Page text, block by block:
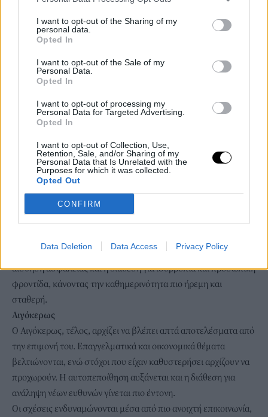
I want to opt-out of the Sharing of my
personal data.
Opted In
I want to opt-out of the Sale of my
Personal Data.
Opted In
I want to opt-out of processing my
Personal Data for Targeted Advertising.
Opted In
I want to opt-out of Collection, Use,
Retention, Sale, and/or Sharing of my
Personal Data that Is Unrelated with the
Purposes for which it was collected.
Opted Out
CONFIRM
Data Deletion Data Access Privacy Policy
τον σχεδιασμό και τις αποφάσεις. Ταυτόχρονα, ενισχύεται η
αίσθηση ασφάλειας και η διάθεση για ισορροπία και προσωπική
φροντίδα, κάνοντας την καθημερινότητα πιο ήρεμη και
σταθερή.
Αιγόκερως
Ο Αιγόκερως, τέλος, αρχίζει να βλέπει απτά αποτελέσματα από
την επιμονή του. Επαγγελματικά και οικονομικά θέματα
βελτιώνονται, ενώ στόχοι που είχαν καθυστερήσει αρχίζουν να
προχωρούν. Η αυτοπεποίθηση αυξάνεται και η διάθεση για
ανάληψη νέων ευθυνών γίνεται πιο έντονη.
Οι σχέσεις ενδυναμώνονται μέσα από πιο ανοιχτή επικοινωνία,